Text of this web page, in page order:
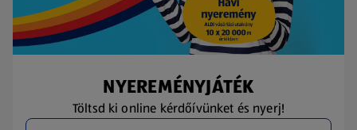
NYEREMÉNYJÁTÉK
Töltsd ki online kérdőívünket és nyerj!